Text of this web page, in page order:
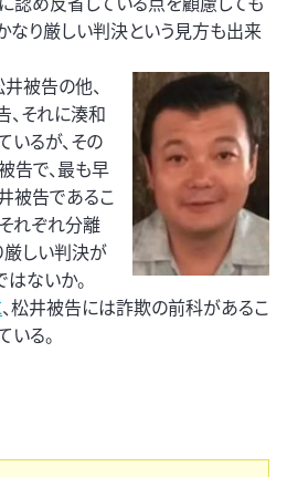
なり厳しい判決という見方も出来
被告の他、
それに湊和
るが、その
告で、最も早
被告であるこ
れぞれ分離
厳しい判決が
ないか。
、松井被告には詐欺の前科があるこ
る。